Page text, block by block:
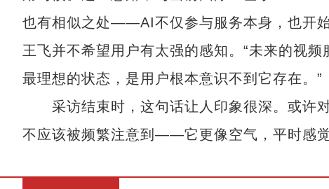
也有相似之处——AI不仅参与服务本身，也开
王飞并不希望用户有太强的感知。“未来的视
最理想的状态，是用户根本意识不到它存在。”
采访结束时，这句话让人印象很深。或许
不应该被频繁注意到——它更像空气，平时感